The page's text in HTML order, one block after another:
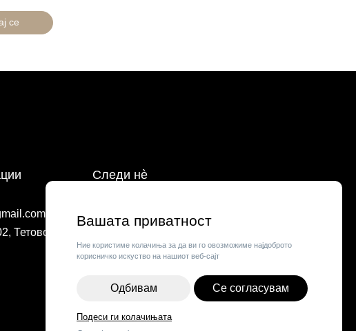
Вашата приватност
Ние користиме колачиња за да ви го овозможиме најдоброто
корисничко искуство на нашиот веб-сајт
Одбивам Се согласувам
Подеси ги колачињата
се
Тетово
Следи нè
Tik Tok